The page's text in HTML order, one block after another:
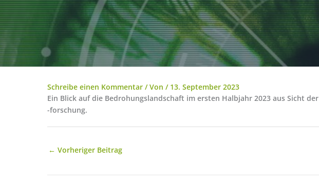
Schreibe einen Kommentar / Von / 13. September 2023
Ein Blick auf die Bedrohungslandschaft im ersten Halbjahr 2023 aus Sicht
-forschung.
← Vorheriger Beitrag